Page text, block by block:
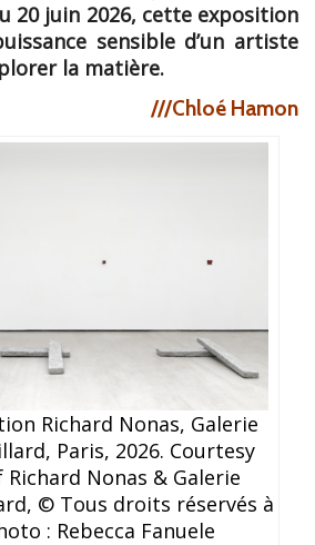
20 juin 2026, cette exposition
sensible d’un artiste
la matière.
///Chloé Hamon
Richard Nonas, Galerie
Paris, 2026. Courtesy
Nonas & Galerie
© Tous droits réservés à
: Rebecca Fanuele